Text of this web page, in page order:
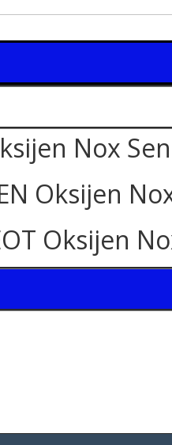
Nox
Oksijen
Oksijen